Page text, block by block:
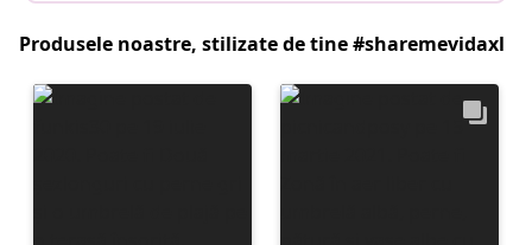
Produsele noastre, stilizate de tine #sharemevidaxl